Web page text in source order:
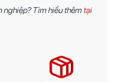
nghiệp? Tìm hiểu thêm tại